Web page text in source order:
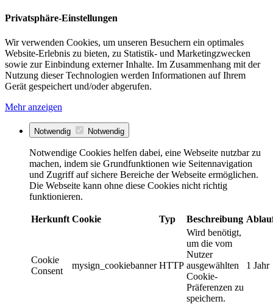
Privatsphäre-Einstellungen
Wir verwenden Cookies, um unseren Besuchern ein optimales
Website-Erlebnis zu bieten, zu Statistik- und Marketingzwecken
sowie zur Einbindung externer Inhalte. Im Zusammenhang mit der
Nutzung dieser Technologien werden Informationen auf Ihrem
Gerät gespeichert und/oder abgerufen.
Mehr anzeigen
Notwendig Notwendig
Notwendige Cookies helfen dabei, eine Webseite nutzbar zu
machen, indem sie Grundfunktionen wie Seitennavigation
und Zugriff auf sichere Bereiche der Webseite ermöglichen.
Die Webseite kann ohne diese Cookies nicht richtig
funktionieren.
Herkunft Cookie Typ Beschreibung
Cookie
Consent
mysign_cookiebanner HTTP
Wird benötigt,
um die vom
Nutzer
ausgewählten
Cookie-
Präferenzen zu
speichern.
1 Jahr